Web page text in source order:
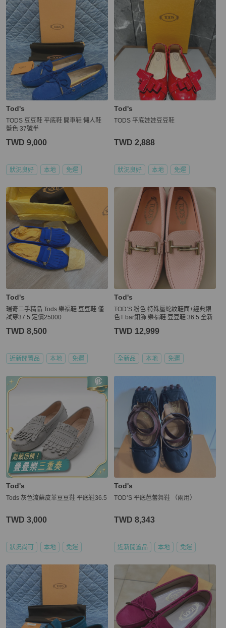
Tod's
TODS 豆豆鞋 平底鞋 開車鞋 懶人鞋
藍色 37號半
TWD 9,000
狀況良好 本地 免運
Tod's
TODS 平底娃娃豆豆鞋
TWD 2,888
狀況良好 本地 免運
Tod's
瑞奇二手精品 Tods 樂福鞋 豆豆鞋 僅
試穿37.5 定價25000
TWD 8,500
近新閒置品 本地 免運
Tod's
TOD’S 粉色 特殊壓蛇紋鞋面+經典銀
色T bar釦飾 樂福鞋 豆豆鞋 36.5 全新
TWD 12,999
全新品 本地 免運
Tod's
Tods 灰色流蘇皮革豆豆鞋 平底鞋36.5
TWD 3,000
狀況尚可 本地 免運
Tod's
TOD’S 平底芭蕾舞鞋 （兩用）
TWD 8,343
近新閒置品 本地 免運